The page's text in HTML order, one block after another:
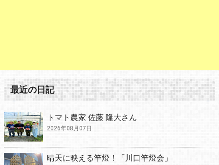
最近の日記
トマト農家 佐藤 隆大さん
2026年08月07日
晴天に映える竿燈！「川口竿燈会」